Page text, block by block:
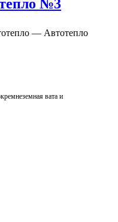
№3
— Автотепло
вата и